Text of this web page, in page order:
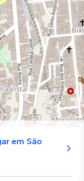
em São